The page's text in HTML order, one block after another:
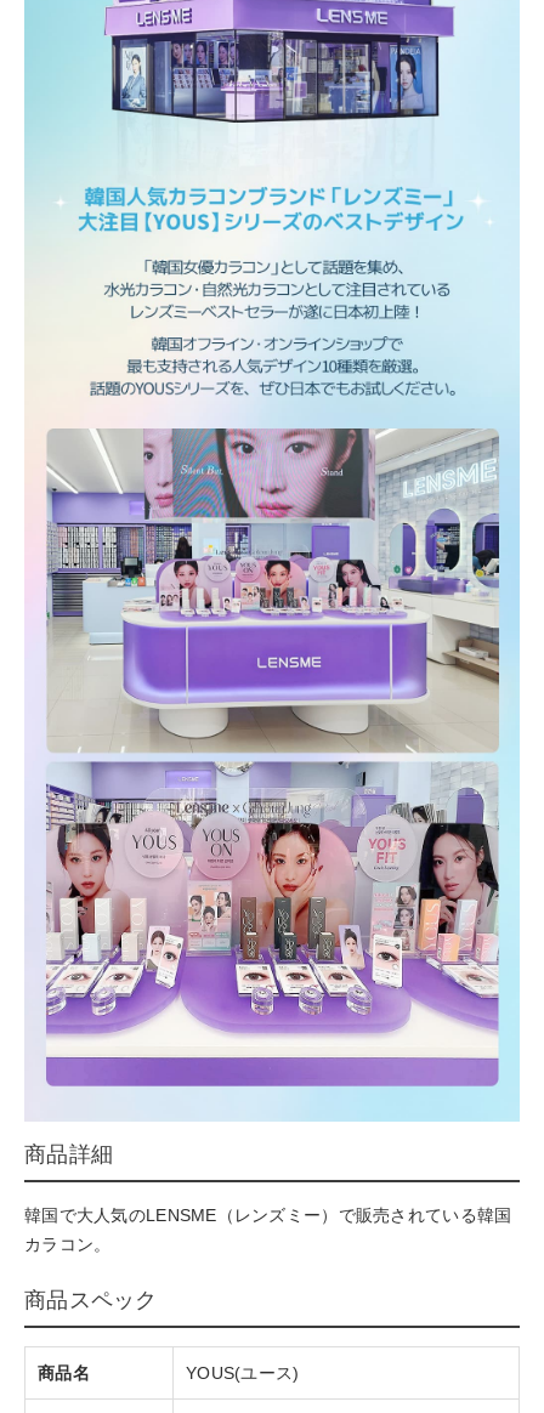
商品詳細
韓国で大人気のLENSME（レンズミー）で販売されている韓国
カラコン。
商品スペック
商品名 YOUS(ユース)